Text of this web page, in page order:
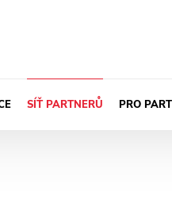
SÍŤ PARTNERŮ PRO